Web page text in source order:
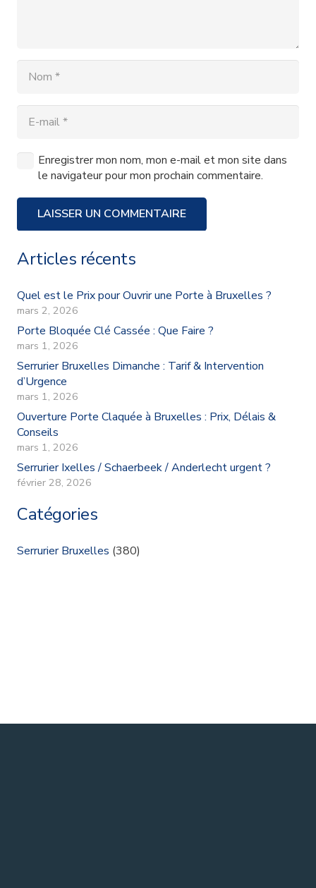
Enregistrer mon nom, mon e-mail et mon site dans
le navigateur pour mon prochain commentaire.
LAISSER UN COMMENTAIRE
Articles récents
Quel est le Prix pour Ouvrir une Porte à Bruxelles ?
mars 2, 2026
Porte Bloquée Clé Cassée : Que Faire ?
mars 1, 2026
Serrurier Bruxelles Dimanche : Tarif & Intervention
d’Urgence
mars 1, 2026
Ouverture Porte Claquée à Bruxelles : Prix, Délais &
Conseils
mars 1, 2026
Serrurier Ixelles / Schaerbeek / Anderlecht urgent ?
février 28, 2026
Catégories
Serrurier Bruxelles (380)